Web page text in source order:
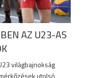
AZ U23-AS
világbajnokság